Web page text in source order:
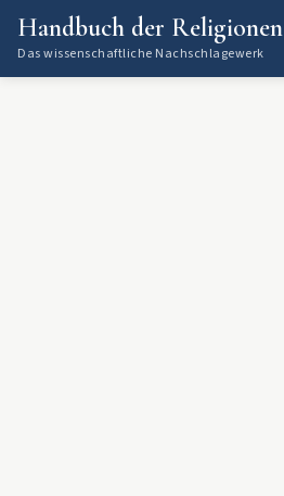
Handbuch der Religionen
Das wissenschaftliche Nachschlagewerk